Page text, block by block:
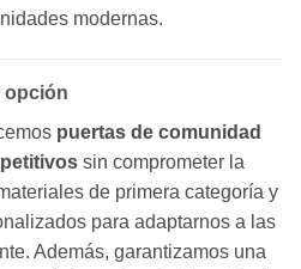
modernas.
opción
puertas de comunidad
sin comprometer la
de primera categoría y
para adaptarnos a las
Además, garantizamos una